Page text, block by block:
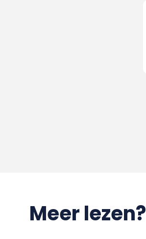
Meer lezen?